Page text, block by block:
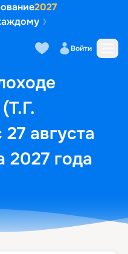
2027
Войти
августа
2027 года
Маршрут и